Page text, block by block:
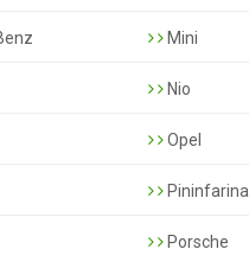
Mini
Nio
Opel
Pininfarina
Porsche